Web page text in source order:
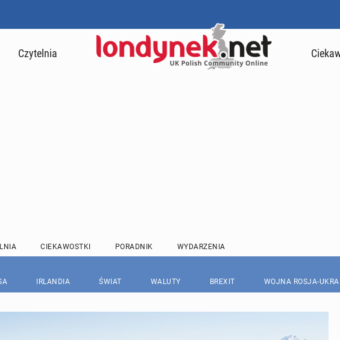
Czytelnia
CIEKAWOSTKI PORADNIK WYDARZENIA
IRLANDIA ŚWIAT WALUTY BREXIT WOJNA ROSJA-